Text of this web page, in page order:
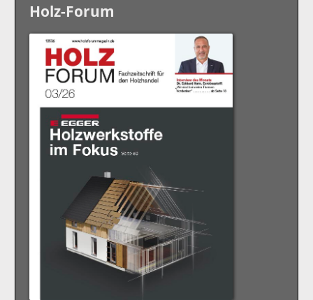
Holz-Forum